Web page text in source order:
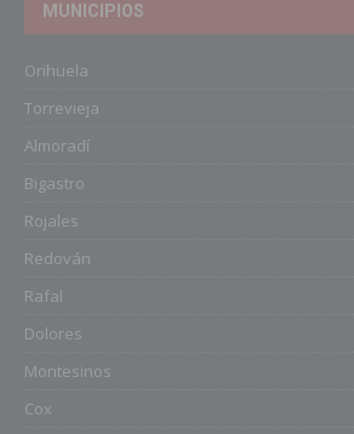
MUNICIPIOS
Orihuela
Torrevieja
Almoradí
Bigastro
Rojales
Redován
Rafal
Dolores
Montesinos
Cox